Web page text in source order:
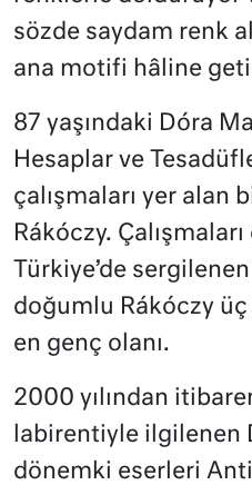
sözde saydam renk
ana motifi hâline
87 yaşındaki Dóra
Hesaplar ve
çalışmaları yer alan
Rákóczy.
Türkiye’de
doğumlu Rákóczy
en genç olanı.
2000 yılından
labirentiyle ilgilenen
dönemki eserleri